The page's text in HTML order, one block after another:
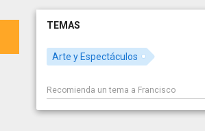
TEMAS
Arte y Espectáculos